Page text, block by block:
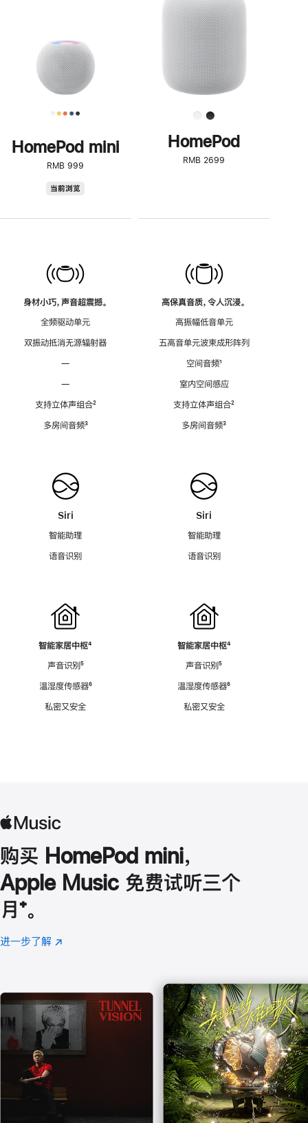
HomePod mini
RMB 999
当前浏览
身材小巧，声音超震撼。
全频驱动单元
双振动抵消无源辐射器
—
—
支持立体声组合脚
²
多房间音频脚
³
Siri
智能助理
语音识别
智能家居中枢脚
⁴
声音识别脚
⁵
温湿度传感器脚
⁶
私密又安全
了
解
HomePod<
HomePod
RMB 2699
高保真音质，令人沉浸。
高振幅低音单元
五高音单元波束成形阵列
空间音频脚
¹
室内空间感应
支持立体声组合脚
²
多房间音频脚
³
Siri
智能助理
语音识别
智能家居中枢脚
⁴
声音识别脚
⁵
温湿度传感器脚
⁶
私密又安全
购买 HomePod mini，
Apple Music 免费试听三个
月 脚
注
⁺。
进一步了解 Apple
(在
口
中
打
开)